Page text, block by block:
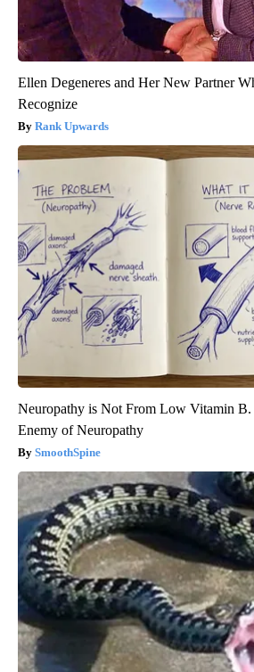
Ellen Degeneres and Her New Partner
Recognize
Rank Upwards
Neuropathy is Not From Low Vitamin B.
Enemy of Neuropathy
SmoothSpine